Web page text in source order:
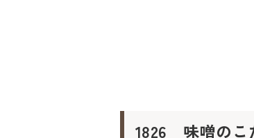
1826 味噌のこ